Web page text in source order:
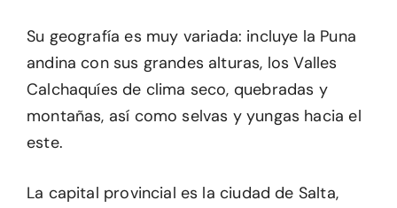
Su geografía es muy variada: incluye la Puna
andina con sus grandes alturas, los Valles
Calchaquíes de clima seco, quebradas y
montañas, así como selvas y yungas hacia el
este.
La capital provincial es la ciudad de Salta,